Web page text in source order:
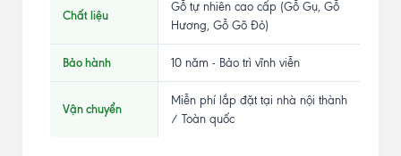
Chất liệu
Gỗ tự nhiên cao cấp (Gỗ Gụ, Gỗ
Hương, Gỗ Gõ Đỏ)
Bảo hành 10 năm - Bảo trì vĩnh viễn
Vận chuyển
Miễn phí lắp đặt tại nhà nội thành
/ Toàn quốc